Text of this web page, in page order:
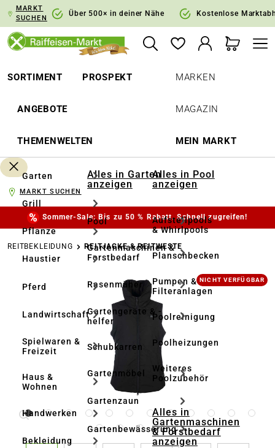
Zur Hauptnavigation springen
MARKT
SUCHEN
Über 500× in deiner Nähe Kostenlose
SORTIMENT PROSPEKT
ANGEBOTE
THEMENWELTEN
MARKEN
MAGAZIN
MEIN MARKT
Garten
Grill
Pflanze
Haustier
Pferd
Landwirtschaft
Spielwaren &
Freizeit
Haus &
Wohnen
Handwerken
Bekleidung
Alles in Garten
anzeigen
Pool
Gartenmaschinen &
Forstbedarf
Rasenmäher
Gartengeräte & -
helfer
Schubkarren
Gartenmöbel
Gartenzaun
Gartenbewässerung
Alles in Pool
anzeigen
Aufstellpools
& Whirlpools
Planschbecken
Pumpen &
Filteranlagen
Poolreinigung
Poolheizungen
Weiteres
Poolzubehör
Alles in
Gartenmaschinen
& Forstbedarf
anzeigen
MARKT SUCHEN
Sommer-Sale: Bis zu 50 % Rabatt. Schnell zugreifen!
REITBEKLEIDUNG REITJACKE & REITWESTE
Bildergalerie überspringen NICHT VERFÜGBAR